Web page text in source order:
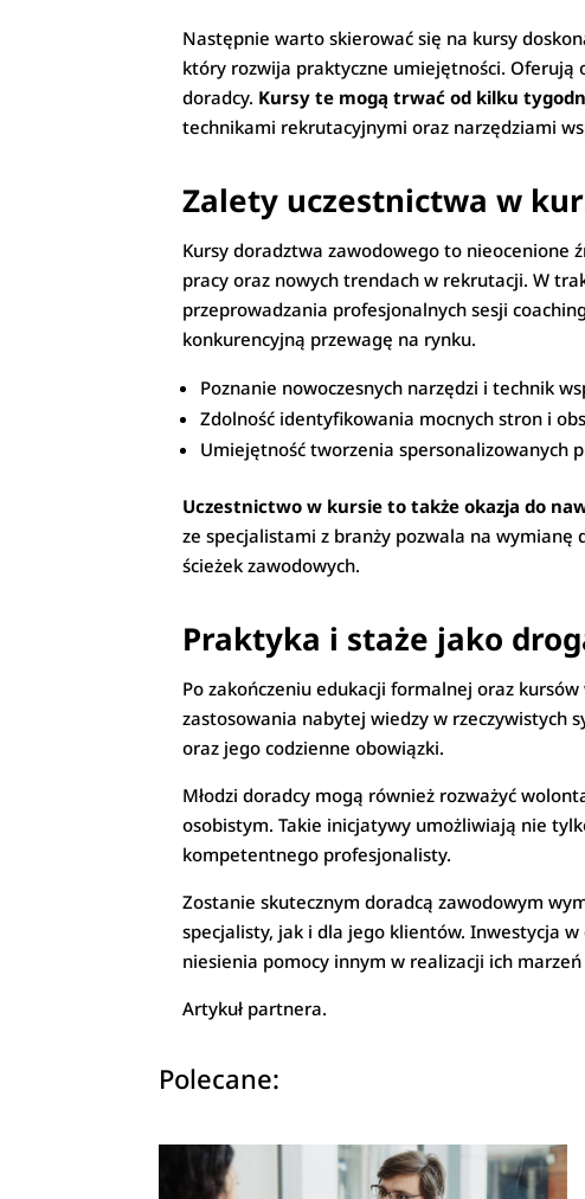
Następnie warto skierować się na kursy
który rozwija praktyczne umiejętności. Oferują
doradcy. Kursy te mogą trwać od kilku
technikami rekrutacyjnymi oraz narzędziami
Zalety uczestnictwa w
Kursy doradztwa zawodowego to nieocenione
pracy oraz nowych trendach w rekrutacji. W
przeprowadzania profesjonalnych sesji
konkurencyjną przewagę na rynku.
Poznanie nowoczesnych narzędzi i technik
Zdolność identyfikowania mocnych stron i
Umiejętność tworzenia spersonalizowanych
Uczestnictwo w kursie to także okazja do
ze specjalistami z branży pozwala na wymianę
ścieżek zawodowych.
Praktyka i staże jako
Po zakończeniu edukacji formalnej oraz
zastosowania nabytej wiedzy w rzeczywistych
oraz jego codzienne obowiązki.
Młodzi doradcy mogą również rozważyć
osobistym. Takie inicjatywy umożliwiają nie
kompetentnego profesjonalisty.
Zostanie skutecznym doradcą zawodowym
specjalisty, jak i dla jego klientów. Inwestycja
niesienia pomocy innym w realizacji ich
Artykuł partnera.
Polecane: